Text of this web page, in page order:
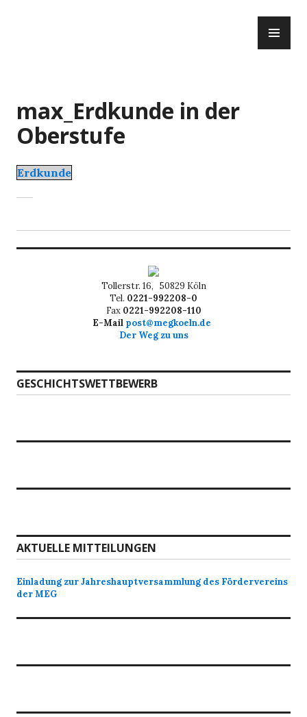
max_Erdkunde in der
Oberstufe
Erdkunde
Tollerstr. 16, 50829 Köln
Tel. 0221-992208-0
Fax 0221-992208-110
E-Mail post@megkoeln.de
Der Weg zu uns
GESCHICHTSWETTBEWERB
AKTUELLE MITTEILUNGEN
Einladung zur Jahreshauptversammlung des Fördervereins
der MEG